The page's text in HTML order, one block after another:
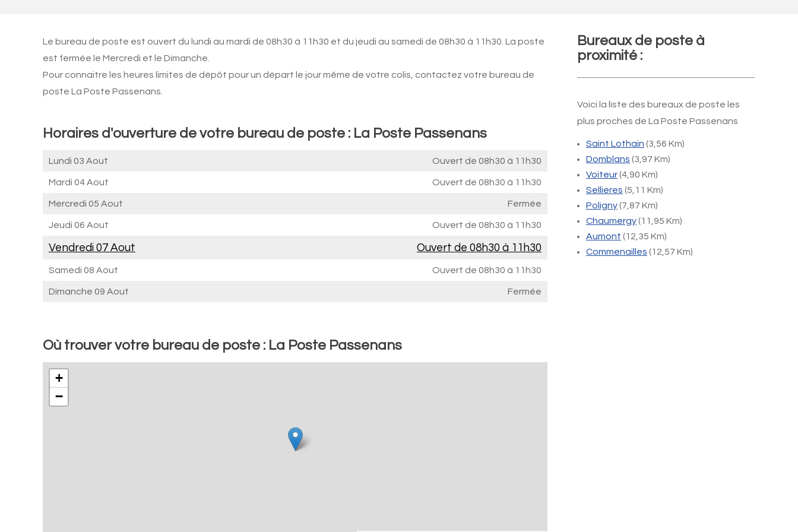
Le bureau de poste est ouvert du lundi au mardi de 08h30 à 11h30 et du jeudi au samedi de 08h30 à 11h30. La poste
est fermée le Mercredi et le Dimanche.
Pour connaitre les heures limites de dépôt pour un départ le jour même de votre colis, contactez votre bureau de
poste La Poste Passenans.
Horaires d'ouverture de votre bureau de poste : La Poste Passenans
Lundi 03 Aout Ouvert de 08h30 à 11h30
Mardi 04 Aout Ouvert de 08h30 à 11h30
Mercredi 05 Aout Fermée
Jeudi 06 Aout Ouvert de 08h30 à 11h30
Vendredi 07 Aout Ouvert de 08h30 à 11h30
Samedi 08 Aout Ouvert de 08h30 à 11h30
Dimanche 09 Aout Fermée
Où trouver votre bureau de poste : La Poste Passenans
+
−
Bureaux de poste à
proximité :
Voici la liste des bureaux de poste les
plus proches de La Poste Passenans
Saint Lothain (3,56 Km)
Domblans (3,97 Km)
Voiteur(4,90 Km)
Sellieres (5,11 Km)
Poligny(7,87 Km)
Chaumergy(11,95 Km)
Aumont (12,35 Km)
Commenailles (12,57 Km)